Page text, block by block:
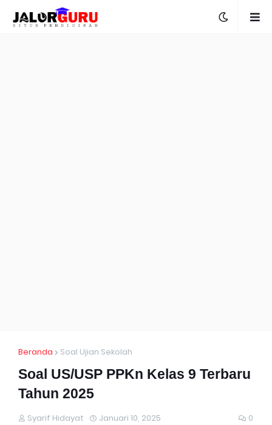
Beranda Soal Ujian Sekolah
Soal US/USP PPKn Kelas 9 Terbaru
Tahun 2025
Syarif Hidayat Januari 10, 2025 0